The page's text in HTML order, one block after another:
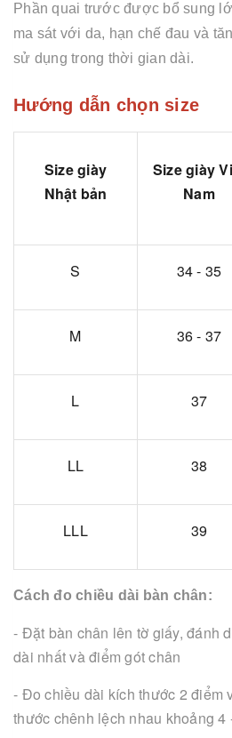
Phần quai trước được bổ sung
ma sát với da, hạn chế đau và
sử dụng trong thời gian dài.
Hướng dẫn chọn size
Size giày
Nhật bản
Size giày
Nam
S 34 - 35
M 36 - 37
L 37
LL 38
LLL 39
Cách đo chiều dài bàn chân:
- Đặt bàn chân lên tờ giấy, đánh
dài nhất và điểm gót chân
- Đo chiều dài kích thước 2 điểm
thước chênh lệch nhau khoảng 4